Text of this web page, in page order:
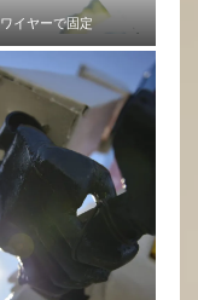
ワイヤーで固定